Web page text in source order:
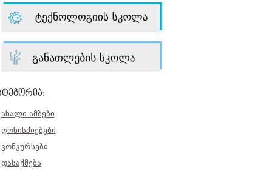
ახალი ამბები
ღონისძიებები
კონკურსები
დასაქმება